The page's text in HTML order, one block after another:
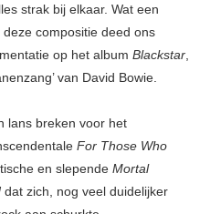
strak bij elkaar. Wat een
compositie deed ons
op het album Blackstar,
van David Bowie.
lans breken voor het
For Those Who
en slepende Mortal
dat zich, nog veel duidelijker